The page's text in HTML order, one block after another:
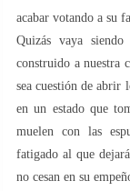
acabar votando a su
Quizás vaya
construido a nuestra
sea cuestión de abrir
en un estado que
muelen con las
fatigado al que
no cesan en su